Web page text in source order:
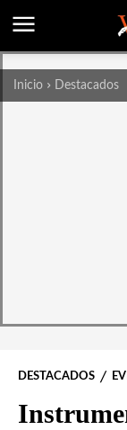
Inicio Destacados
DESTACADOS